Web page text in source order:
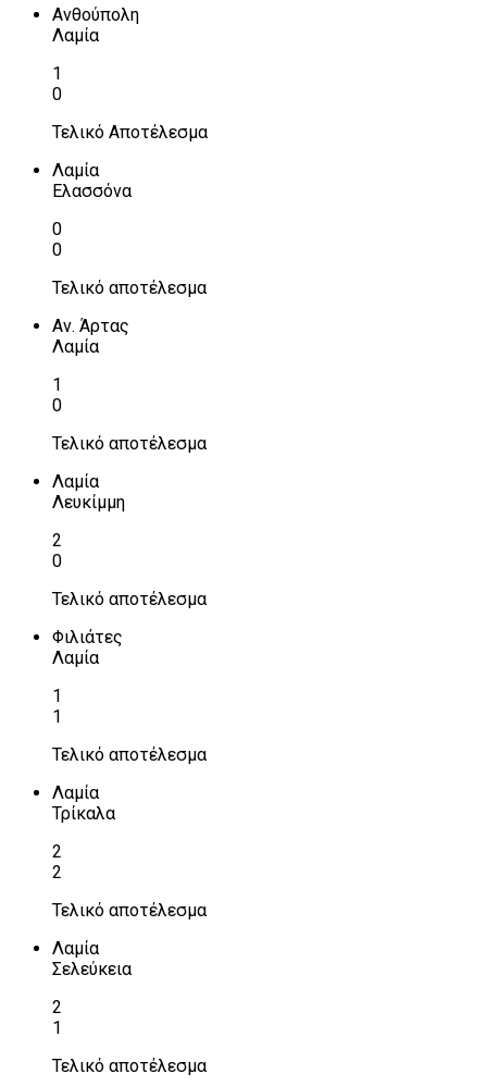
Ανθούπολη
Λαμία
1
0
Τελικό Αποτέλεσμα
Λαμία
Ελασσόνα
0
0
Τελικό αποτέλεσμα
Αν. Άρτας
Λαμία
1
0
Τελικό αποτέλεσμα
Λαμία
Λευκίμμη
2
0
Τελικό αποτέλεσμα
Φιλιάτες
Λαμία
1
1
Τελικό αποτέλεσμα
Λαμία
Τρίκαλα
2
2
Τελικό αποτέλεσμα
Λαμία
Σελεύκεια
2
1
Τελικό αποτέλεσμα